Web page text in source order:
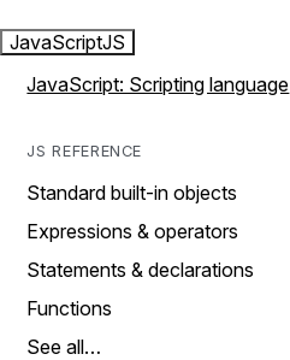
JavaScriptJS
JavaScript: Scripting language
JS REFERENCE
Standard built-in objects
Expressions & operators
Statements & declarations
Functions
See all…